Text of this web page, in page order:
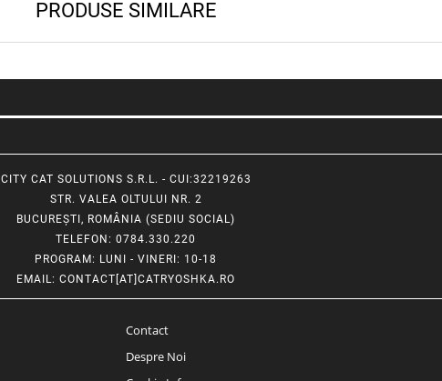
PRODUSE SIMILARE
CITY CAT SOLUTIONS S.R.L. - CUI:32219263
STR. VALEA OLTULUI NR. 2
BUCUREȘTI, ROMÂNIA (SEDIU SOCIAL)
TELEFON : 0784.330.220
PROGRAM: LUNI - VINERI: 10-18
EMAIL: CONTACT[AT]CATRYOSHKA.RO
Contact
Despre Noi